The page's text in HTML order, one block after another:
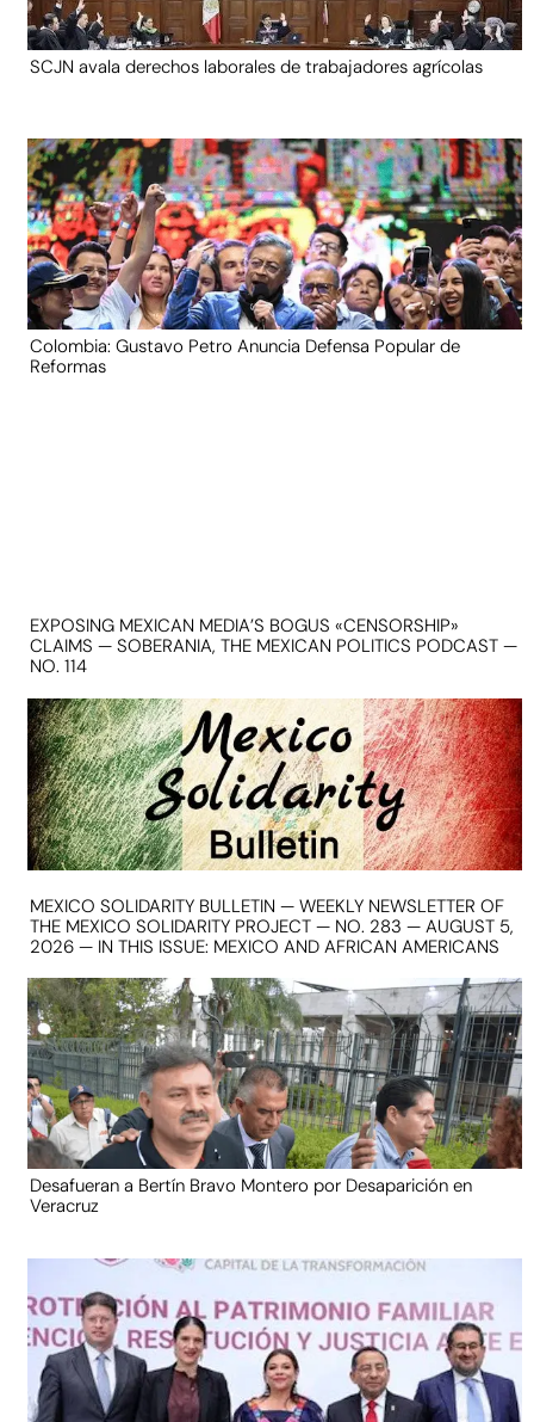
SCJN avala derechos laborales de trabajadores agrícolas
Colombia: Gustavo Petro Anuncia Defensa Popular de
Reformas
EXPOSING MEXICAN MEDIA’S BOGUS «CENSORSHIP»
CLAIMS — SOBERANIA, THE MEXICAN POLITICS PODCAST —
NO. 114
MEXICO SOLIDARITY BULLETIN — WEEKLY NEWSLETTER OF
THE MEXICO SOLIDARITY PROJECT — NO. 283 — AUGUST 5,
2026 — IN THIS ISSUE: MEXICO AND AFRICAN AMERICANS
Desafueran a Bertín Bravo Montero por Desaparición en
Veracruz